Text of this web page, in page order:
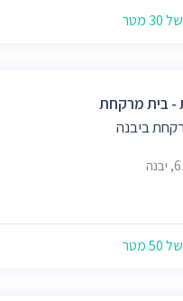
מטר
- בית מרקחת
ביבנה
מטר